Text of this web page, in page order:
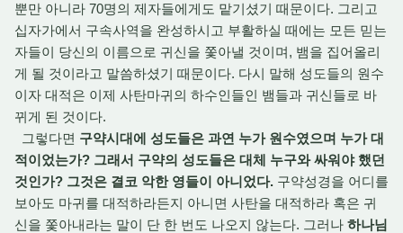
뿐만 아니라 70명의 제자들에게도 맡기셨기 때문이다. 그리고
십자가에서 구속사역을 완성하시고 부활하실 때에는 모든 믿는
자들이 당신의 이름으로 귀신을 쫓아낼 것이며, 뱀을 집어올리
게 될 것이라고 말씀하셨기 때문이다. 다시 말해 성도들의 원수
이자 대적은 이제 사탄마귀의 하수인들인 뱀들과 귀신들로 바
뀌게 된 것이다.
그렇다면 구약시대에 성도들은 과연 누가 원수였으며 누가 대
적이었는가? 그래서 구약의 성도들은 대체 누구와 싸워야 했던
것인가? 그것은 결코 악한 영들이 아니었다. 구약성경을 어디를
보아도 마귀를 대적하라든지 아니면 사탄을 대적하라 혹은 귀
신을 쫓아내라는 말이 단 한 번도 나오지 않는다. 그러나 하나님